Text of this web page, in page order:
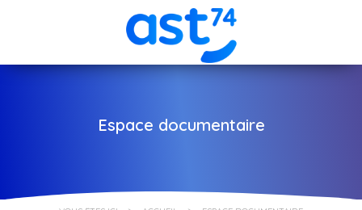
Espace documentaire